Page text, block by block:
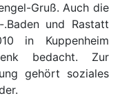
Gruß. Auch die
und Rastatt
in Kuppenheim
bedacht. Zur
gehört soziales